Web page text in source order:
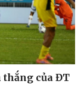
thắng của ĐT